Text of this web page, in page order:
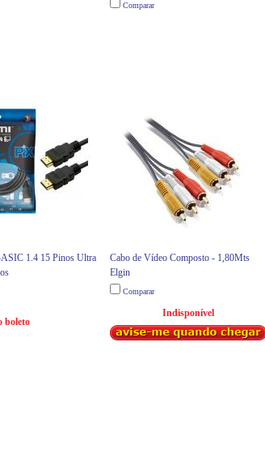
Comparar
1.4 15 Pinos Ultra
boleto
Cabo de Vídeo Composto - 1,80Mts
Elgin
Comparar
Indisponível